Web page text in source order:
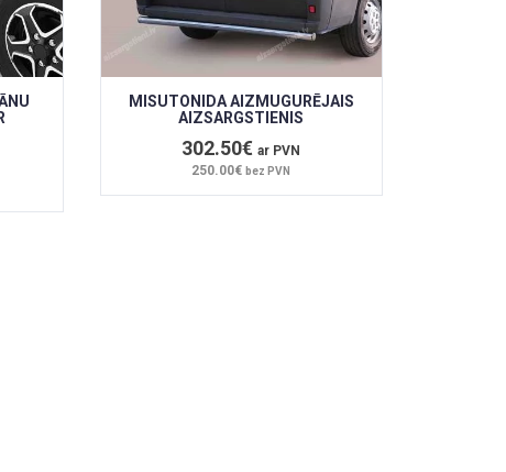
MISUTONIDA AIZMUGURĒJAIS
AIZSARGSTIENIS
302.50€ar PVN
250.00€bez PVN